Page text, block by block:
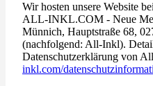
Wir hosten unsere Website
ALL-INKL.COM - Neue
Münnich, Hauptstraße 68,
(nachfolgend: All-Inkl).
Datenschutzerklärung von
inkl.com/